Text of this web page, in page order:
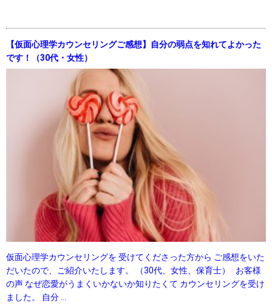
【仮面心理学カウンセリングご感想】自分の弱点を知れてよかった
です！（30代・女性）
仮面心理学カウンセリングを 受けてくださった方から ご感想をいた
だいたので、ご紹介いたします。 （30代、女性、保育士） お客様
の声 なぜ恋愛がうまくいかないか知りたくて カウンセリングを受け
ました。 自分 …